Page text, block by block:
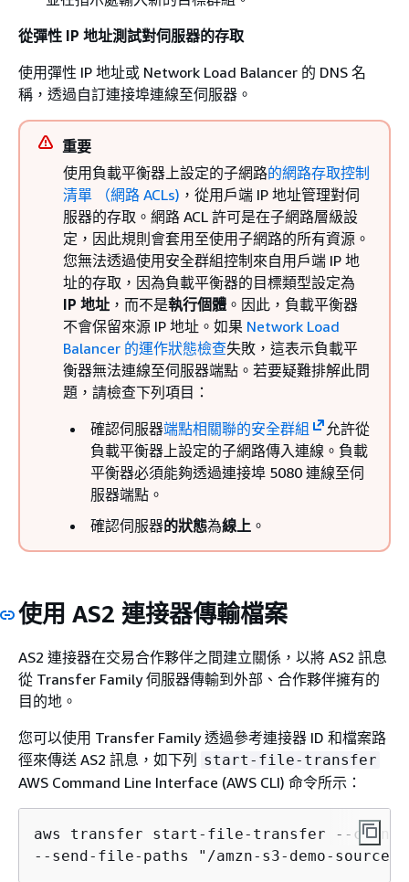
從彈性 IP 地址測試對伺服器的存取
使用彈性 IP 地址或 Network Load Balancer 的 DNS 名
稱，透過自訂連接埠連線至伺服器。
重要
使用負載平衡器上設定的子網路的網路存取控制
清單 （網路 ACLs) ，從用戶端 IP 地址管理對伺
服器的存取。網路 ACL 許可是在子網路層級設
定，因此規則會套用至使用子網路的所有資源。
您無法透過使用安全群組控制來自用戶端 IP 地
址的存取，因為負載平衡器的目標類型設定為
IP 地址 ，而不是執行個體 。因此，負載平衡器
不會保留來源 IP 地址。如果 Network Load
Balancer 的運作狀態檢查失敗，這表示負載平
衡器無法連線至伺服器端點。若要疑難排解此問
題，請檢查下列項目：
確認伺服器端點相關聯的安全群組
允許從
負載平衡器上設定的子網路傳入連線。負載
平衡器必須能夠透過連接埠 5080 連線至伺
服器端點。
確認伺服器的狀態為線上 。
使用 AS2 連接器傳輸檔案
AS2 連接器在交易合作夥伴之間建立關係，以將 AS2 訊息
從 Transfer Family 伺服器傳輸到外部、合作夥伴擁有的
目的地。
您可以使用 Transfer Family 透過參考連接器 ID 和檔案路
徑來傳送 AS2 訊息，如下列 start-file-transfer
AWS Command Line Interface (AWS CLI) 命令所示：
aws transfer start-file-transfer --
--send-file-paths "/amzn-s3-demo-source-